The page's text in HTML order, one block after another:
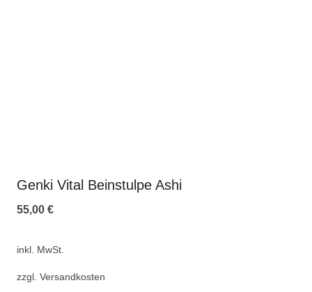
Genki Vital Beinstulpe Ashi
55,00 €
inkl. MwSt.
zzgl. Versandkosten